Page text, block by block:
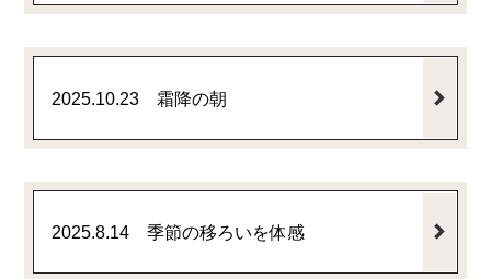
2025.10.23 霜降の朝
2025.8.14 季節の移ろいを体感